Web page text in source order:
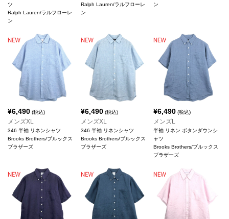
ツ
Ralph Lauren/ラルフローレ
ン
Ralph Lauren/ラルフローレ
ン
ン
¥6,490 (税込)
メンズXL
346 半袖 リネンシャツ
Brooks Brothers/ブルックス
ブラザーズ
¥6,490(税込)
メンズXL
346 半袖 リネンシャツ
Brooks Brothers/ブルックス
ブラザーズ
¥6,490 (税込)
メンズL
半袖 リネン ボタンダウンシ
ャツ
Brooks Brothers/ブルックス
ブラザーズ